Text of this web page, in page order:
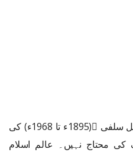
شیخ الحدیث مولانا محمد اسماعیل سلفی ﷫(1895ء تا 1968ء) کی
محتاج نہیں۔ عالم اسلام